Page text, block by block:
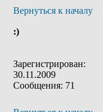
Вернуться к началу
:)
Зарегистрирован:
30.11.2009
Сообщения: 71